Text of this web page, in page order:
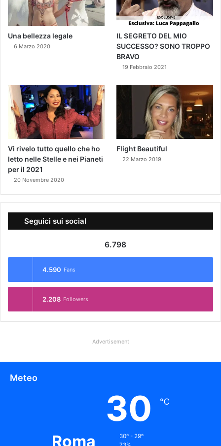
Una bellezza legale
6 Marzo 2020
IL SEGRETO DEL MIO
SUCCESSO? SONO TROPPO
BRAVO
19 Febbraio 2021
Vi rivelo tutto quello che ho
letto nelle Stelle e nei Pianeti
per il 2021
20 Novembre 2020
Flight Beautiful
22 Marzo 2019
Seguici sui social
6.798
4.590 Fans
2.208 Followers
Advertisement
Meteo
Roma
30 ℃
30º - 29º